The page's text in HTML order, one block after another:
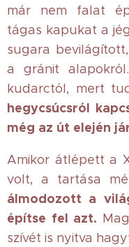
már nem falat
tágas kapukat a
sugara
a gránit
kudarctól, mert
hegycsúcsról
még az út elején
Amikor átlépett a
volt, a tartása
álmodozott a
építse fel azt.
szívét is nyitva